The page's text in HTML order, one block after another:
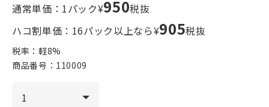
通常単価：1パック¥950税抜
ハコ割単価：16パック以上なら¥905税抜
税率：軽8%
商品番号： 110009